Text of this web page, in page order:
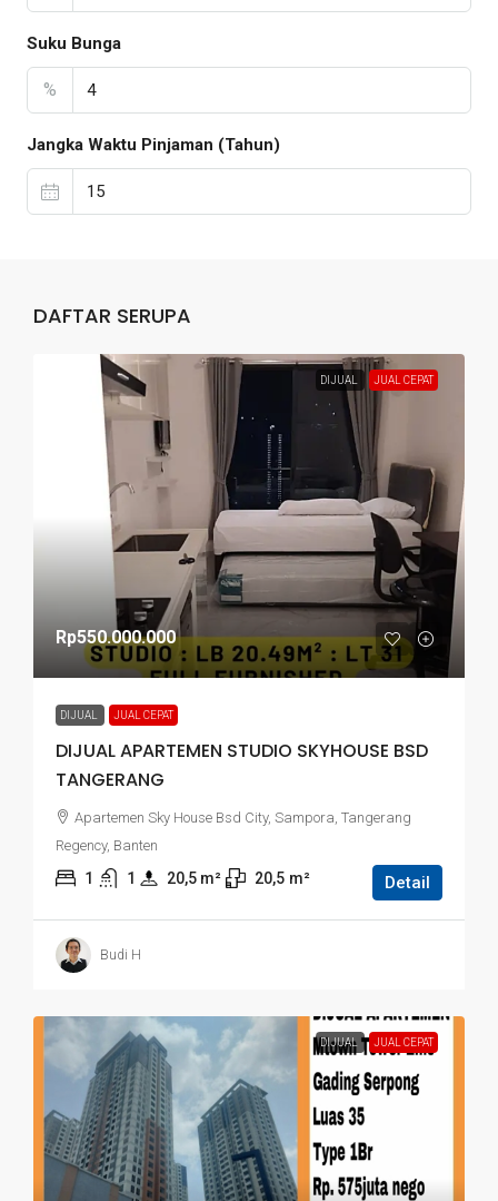
Suku Bunga
%
Jangka Waktu Pinjaman (Tahun)
DAFTAR SERUPA
DIJUAL JUAL CEPAT
Rp550.000.000
DIJUAL JUAL CEPAT
DIJUAL APARTEMEN STUDIO SKYHOUSE BSD
TANGERANG
Apartemen Sky House Bsd City, Sampora, Tangerang
Regency, Banten
1 1 20,5 m² 20,5 m² Detail
Budi H
DIJUAL JUAL CEPAT